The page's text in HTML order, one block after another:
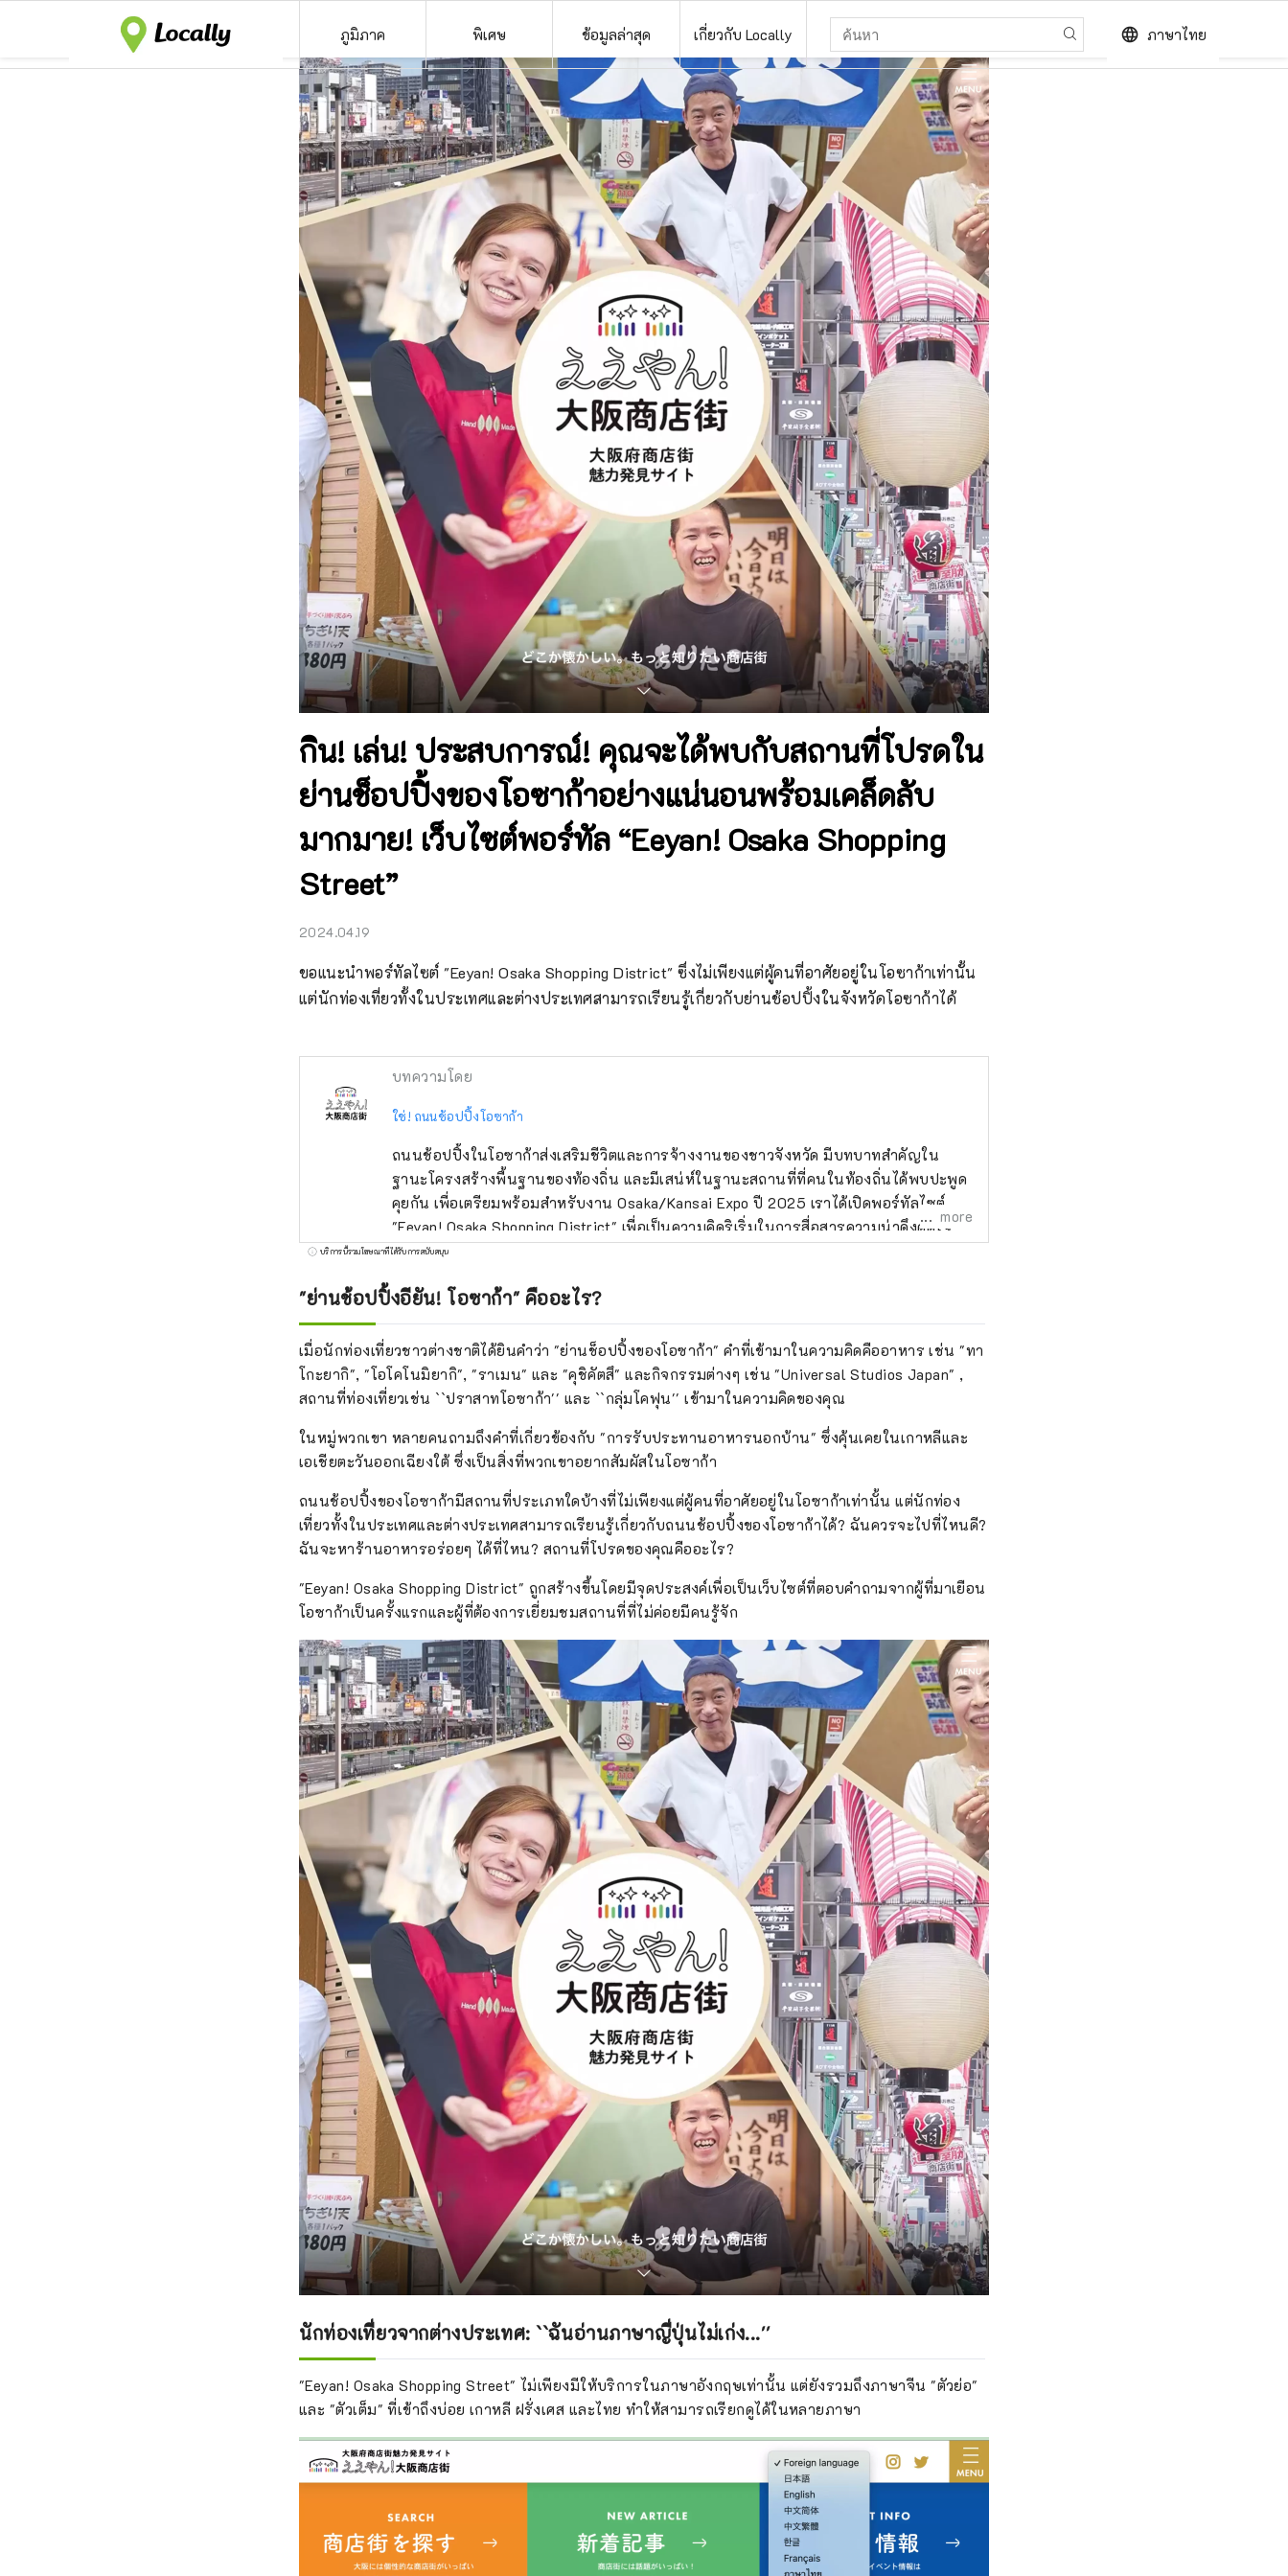
ภูมิภาค พิเศษ ข้อมูลล่าสุด เกี่ยวกับ Locally language ภาษาไทย
กิน! เล่น! ประสบการณ์! คุณจะได้พบกับสถานที่โปรดใน
ย่านช็อปปิ้งของโอซาก้าอย่างแน่นอนพร้อมเคล็ดลับ
มากมาย! เว็บไซต์พอร์ทัล “Eeyan! Osaka Shopping
Street”
2024.04.19
ขอแนะนำพอร์ทัลไซต์ "Eeyan! Osaka Shopping District" ซึ่งไม่เพียงแต่ผู้คนที่อาศัยอยู่ในโอซาก้าเท่านั้น
แต่นักท่องเที่ยวทั้งในประเทศและต่างประเทศสามารถเรียนรู้เกี่ยวกับย่านช้อปปิ้งในจังหวัดโอซาก้าได้
บทความโดย
ใช่! ถนนช้อปปิ้งโอซาก้า
ถนนช้อปปิ้งในโอซาก้าส่งเสริมชีวิตและการจ้างงานของชาวจังหวัด มีบทบาทสำคัญใน
ฐานะโครงสร้างพื้นฐานของท้องถิ่น และมีเสน่ห์ในฐานะสถานที่ที่คนในท้องถิ่นได้พบปะพูด
คุยกัน เพื่อเตรียมพร้อมสำหรับงาน Osaka/Kansai Expo ปี 2025 เราได้เปิดพอร์ทัลไซต์
"Eeyan! Osaka Shopping District" เพื่อเป็นความคิดริเริ่มในการสื่อสารความน่าดึงดูดใจ
ของย่านช็อปปิ้งและร้านค้าต่างๆ ของโอซาก้า และเปลี่ยนให้เป็นดิจิทัล “ย่านชอปปิ้งก็มีแบบ
ประสบการณ์ที่ยอดเยี่ยมกับย่านช็อปปิ้ง เช่น การค้นพบด้านใหม่ของย่านช็อปปิ้งในท้องถิ่น
ที่คุณไม่เคยรู้มาก่อน
more
บริการนี้รวมโฆษณาที่ได้รับการสนับสนุน
"ย่านช้อปปิ้งอียัน! โอซาก้า" คืออะไร?
เมื่อนักท่องเที่ยวชาวต่างชาติได้ยินคำว่า "ย่านช็อปปิ้งของโอซาก้า" คำที่เข้ามาในความคิดคืออาหาร เช่น "ทา
โกะยากิ", "โอโคโนมิยากิ", "ราเมน" และ "คุชิคัตสึ" และกิจกรรมต่างๆ เช่น "Universal Studios Japan" ,
สถานที่ท่องเที่ยวเช่น ``ปราสาทโอซาก้า'' และ ``กลุ่มโคฟุน'' เข้ามาในความคิดของคุณ
ในหมู่พวกเขา หลายคนถามถึงคำที่เกี่ยวข้องกับ "การรับประทานอาหารนอกบ้าน" ซึ่งคุ้นเคยในเกาหลีและ
เอเชียตะวันออกเฉียงใต้ ซึ่งเป็นสิ่งที่พวกเขาอยากสัมผัสในโอซาก้า
ถนนช้อปปิ้งของโอซาก้ามีสถานที่ประเภทใดบ้างที่ไม่เพียงแต่ผู้คนที่อาศัยอยู่ในโอซาก้าเท่านั้น แต่นักท่อง
เที่ยวทั้งในประเทศและต่างประเทศสามารถเรียนรู้เกี่ยวกับถนนช้อปปิ้งของโอซาก้าได้? ฉันควรจะไปที่ไหนดี?
ฉันจะหาร้านอาหารอร่อยๆ ได้ที่ไหน? สถานที่โปรดของคุณคืออะไร?
"Eeyan! Osaka Shopping District" ถูกสร้างขึ้นโดยมีจุดประสงค์เพื่อเป็นเว็บไซต์ที่ตอบคำถามจากผู้ที่มาเยือน
โอซาก้าเป็นครั้งแรกและผู้ที่ต้องการเยี่ยมชมสถานที่ที่ไม่ค่อยมีคนรู้จัก
นักท่องเที่ยวจากต่างประเทศ: ``ฉันอ่านภาษาญี่ปุ่นไม่เก่ง...''
"Eeyan! Osaka Shopping Street" ไม่เพียงมีให้บริการในภาษาอังกฤษเท่านั้น แต่ยังรวมถึงภาษาจีน "ตัวย่อ"
และ "ตัวเต็ม" ที่เข้าถึงบ่อย เกาหลี ฝรั่งเศส และไทย ทำให้สามารถเรียกดูได้ในหลายภาษา